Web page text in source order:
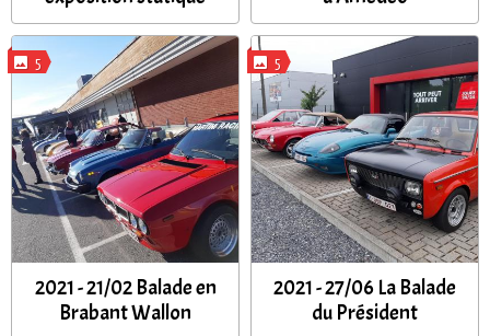
5
2021 - 21/02 Balade en
Brabant Wallon
5
2021 - 27/06 La Balade
du Président